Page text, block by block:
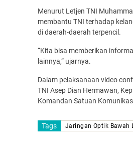
Menurut Letjen TNI
membantu TNI terhadap
di daerah-daerah terpencil.
“Kita bisa memberikan
lainnya,” ujarnya.
Dalam pelaksanaan video
TNI Asep Dian Hermawan,
Komandan Satuan
Tags Jaringan Optik Bawah